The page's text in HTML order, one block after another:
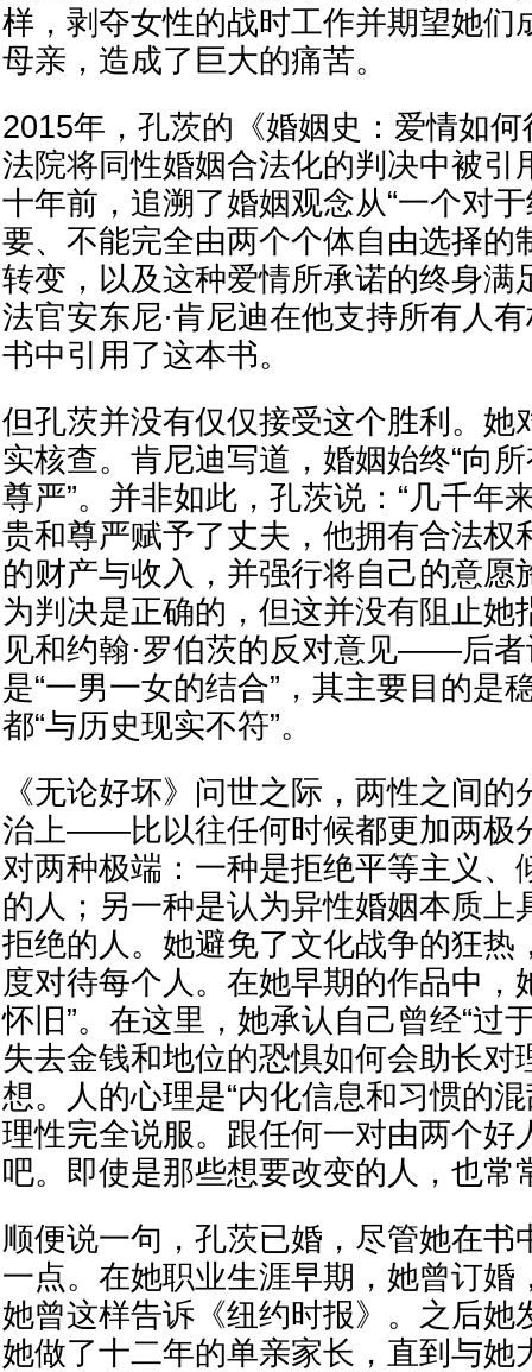
样，剥夺女性的战时工作并期望她们
母亲，造成了巨大的痛苦。
2015年，孔茨的《婚姻史：爱情如
法院将同性婚姻合法化的判决中被引
十年前，追溯了婚姻观念从“一个对
要、不能完全由两个个体自由选择的
转变，以及这种爱情所承诺的终身满
法官安东尼·肯尼迪在他支持所有人
书中引用了这本书。
但孔茨并没有仅仅接受这个胜利。她
实核查。肯尼迪写道，婚姻始终“向
尊严”。并非如此，孔茨说：“几千年
贵和尊严赋予了丈夫，他拥有合法权
的财产与收入，并强行将自己的意愿
为判决是正确的，但这并没有阻止她
见和约翰·罗伯茨的反对意见——后
是“一男一女的结合”，其主要目的
都“与历史现实不符”。
《无论好坏》问世之际，两性之间
治上——比以往任何时候都更加两极
对两种极端：一种是拒绝平等主义、
的人；另一种是认为异性婚姻本质上
拒绝的人。她避免了文化战争的狂热
度对待每个人。在她早期的作品中，
怀旧”。在这里，她承认自己曾经“过
失去金钱和地位的恐惧如何会助长对
想。人的心理是“内化信息和习惯的
理性完全说服。跟任何一对由两个好
吧。即使是那些想要改变的人，也常
顺便说一句，孔茨已婚，尽管她在书
一点。在她职业生涯早期，她曾订婚
她曾这样告诉《纽约时报》。之后她
她做了十二年的单亲家长，直到与她